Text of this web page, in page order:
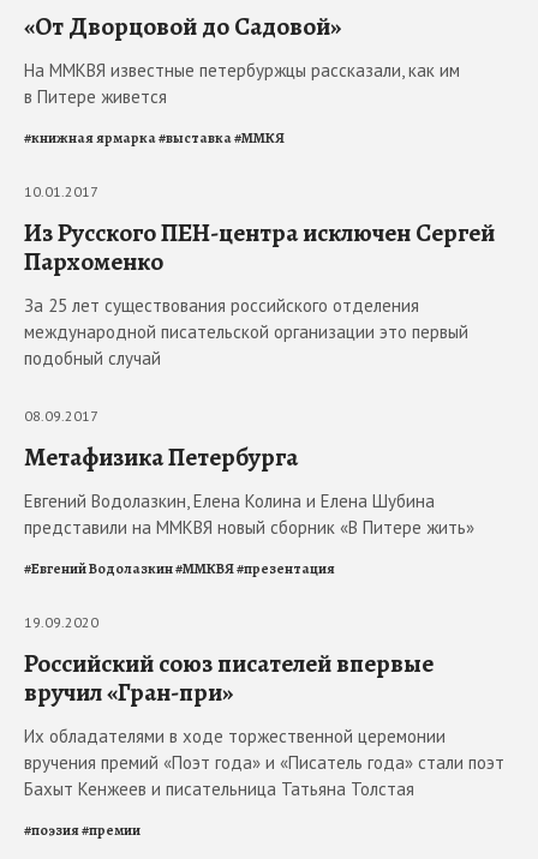
«От Дворцовой до Садовой»
На ММКВЯ известные петербуржцы рассказали, как им
в Питере живется
#книжная ярмарка#выставка#ММКЯ
10.01.2017
Из Русского ПЕН-центра исключен Сергей
Пархоменко
За 25 лет существования российского отделения
международной писательской организации это первый
подобный случай
08.09.2017
Метафизика Петербурга
Евгений Водолазкин, Елена Колина и Елена Шубина
представили на ММКВЯ новый сборник «В Питере жить»
#Евгений Водолазкин#ММКВЯ#презентация
19.09.2020
Российский союз писателей впервые
вручил «Гран-при»
Их обладателями в ходе торжественной церемонии
вручения премий «Поэт года» и «Писатель года» стали поэт
Бахыт Кенжеев и писательница Татьяна Толстая
#поэзия#премии